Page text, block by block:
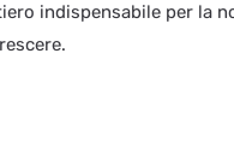
indispensabile per la